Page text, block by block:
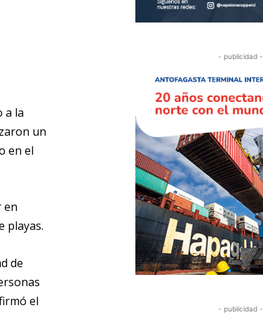
a la
un
en el
en
playas.
de
el
- publicidad -
- publicidad -